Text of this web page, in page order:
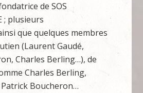
de SOS
; plusieurs
que quelques membres
(Laurent Gaudé,
Charles Berling…), de
Charles Berling,
Boucheron…